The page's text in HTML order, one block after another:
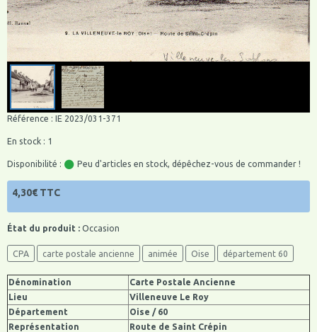
Référence : IE 2023/031-371
En stock : 1
Disponibilité : Peu d'articles en stock, dépêchez-vous de commander !
4,30€ TTC
État du produit : Occasion
CPA carte postale ancienne animée Oise département 60
Dénomination
Carte Postale Ancienne
Lieu
Villeneuve Le Roy
Département
Oise / 60
Représentation
Route de Saint Crépin